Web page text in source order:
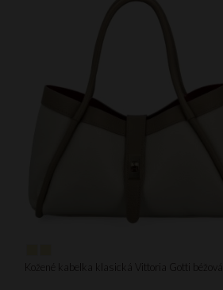
Kožené kabelka klasická Vittoria Gotti béžová